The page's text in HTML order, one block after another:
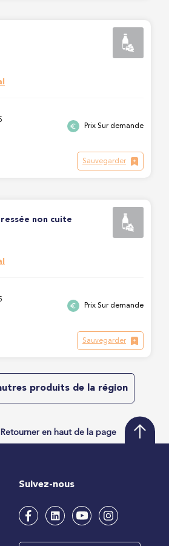
Prix Sur demande
Sauvegarder
non cuite
Prix Sur demande
Sauvegarder
produits de la région
Retourner en haut de la page
Suivez-nous